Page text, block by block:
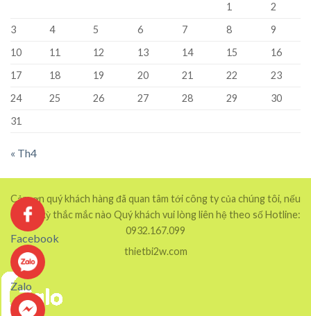
1
2
3
4 5 6 7 8
9
10
11 12 13 14 15
16
17
18 19 20 21 22
23
24
25 26 27 28 29
30
31
« Th4
Cảm ơn quý khách hàng đã quan tâm tới công ty của chúng tôi, nếu
có bất kỳ thắc mắc nào Quý khách vui lòng liên hệ theo số Hotline:
0932.167.099
thietbi2w.com
Zalo
Facebook